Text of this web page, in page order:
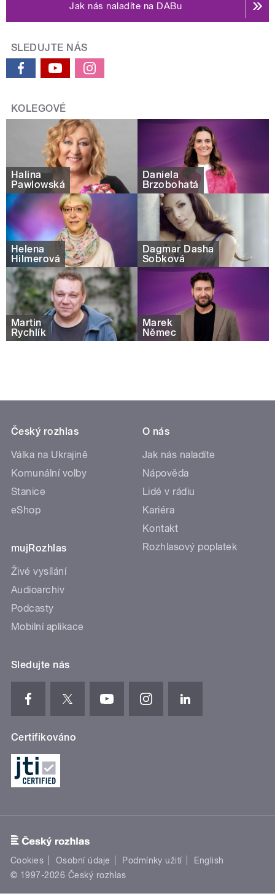
Jak nás naladíte na DABu
SLEDUJTE NÁS
KOLEGOVÉ
Halina
Pawlowská
Daniela
Brzobohatá
Helena
Hilmerová
Dagmar Dasha
Sobková
Martin
Rychlík
Marek
Němec
Český rozhlas
Válka na Ukrajině
Komunální volby
Stanice
eShop
mujRozhlas
Živé vysílání
Audioarchiv
Podcasty
Mobilní aplikace
O nás
Jak nás naladíte
Nápověda
Lidé v rádiu
Kariéra
Kontakt
Rozhlasový poplatek
Sledujte nás
Certifikováno
Cookies Osobní údaje Podmínky užití
English
© 1997-2026 Český rozhlas